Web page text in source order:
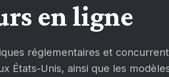
en ligne
réglementaires et
États-Unis, ainsi que les